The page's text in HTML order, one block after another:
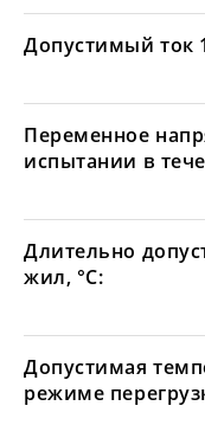
Допустимый ток
Переменное
испытании в
Длительно
жил, °С:
Допустимая
режиме